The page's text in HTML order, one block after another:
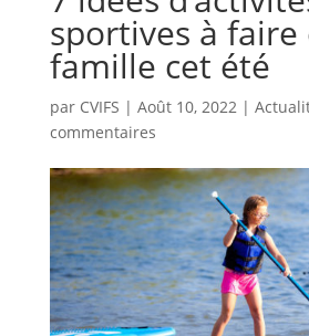
sportives à faire
famille cet été
par CVIFS | Août 10, 2022|
commentaires